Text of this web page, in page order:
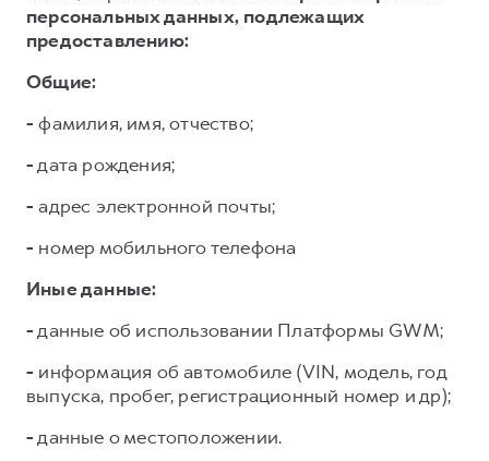
персональных данных, подлежащих
предоставлению:
Общие:
- фамилия, имя, отчество;
-дата рождения;
- адрес электронной почты;
- номер мобильного телефона
Иные данные:
-данные об использовании Платформы GWM;
- информация об автомобиле (VIN, модель, год
выпуска, пробег, регистрационный номер и др);
-данные о местоположении.